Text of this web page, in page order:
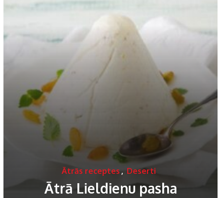
Ātrās receptes, Deserti
Ātrā Lieldienu pasha